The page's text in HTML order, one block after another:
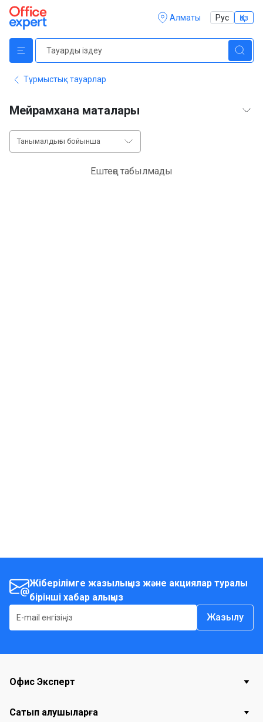
Алматы Рус Қаз
Тұрмыстық тауарлар
Мейрамхана маталары
Танымалдығы бойынша
Ештеңе табылмады
Жіберілімге жазылыңыз және акциялар туралы
бірінші хабар алыңыз
Жазылу
Офис Эксперт
Сатып алушыларға